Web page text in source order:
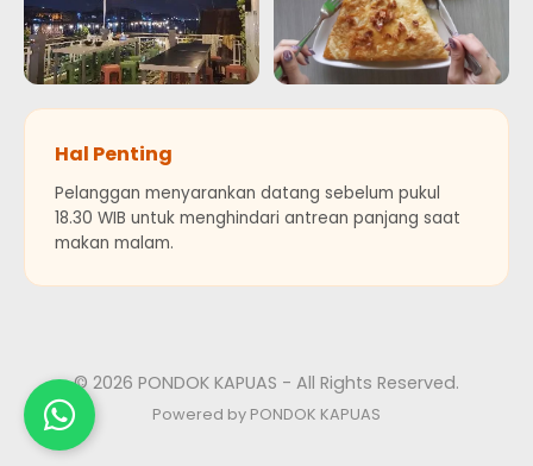
Hal Penting
Pelanggan menyarankan datang sebelum pukul
18.30 WIB untuk menghindari antrean panjang saat
makan malam.
© 2026 PONDOK KAPUAS - All Rights Reserved.
Powered by PONDOK KAPUAS